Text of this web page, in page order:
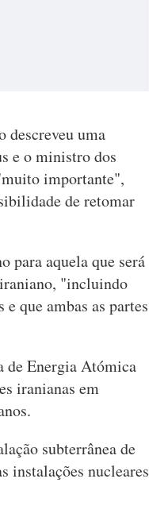
descreveu uma
e o ministro dos
importante",
de retomar
para aquela que será
iraniano, "incluindo
que ambas as partes
de Energia Atómica
iranianas em
subterrânea de
instalações nucleares